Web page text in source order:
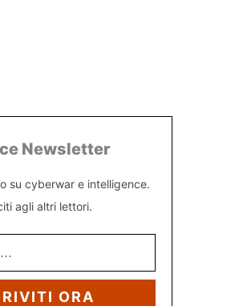
Newsletter
su cyberwar e intelligence.
agli altri lettori.
ORA